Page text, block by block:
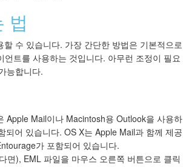
법
수 있습니다. 가장 간단한 방법은 기본적으로
트를 사용하는 것입니다. 아무런 조정이 필요
능합니다.
Apple Mail이나 Macintosh용 Outlook을 사용하
어 있습니다. OS X는 Apple Mail과 함께 제공
가 포함되어 있습니다.
면), EML 파일을 마우스 오른쪽 버튼으로 클릭